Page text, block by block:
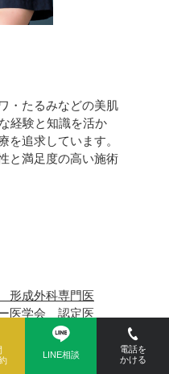
・たるみなどの美肌
経験と知識を活か
を追求しています。
と満足度の高い施術
形成外科専門医
医学会 認定医
学会 正会員
（Japan
）正会員
LINE相談
電話を
かける